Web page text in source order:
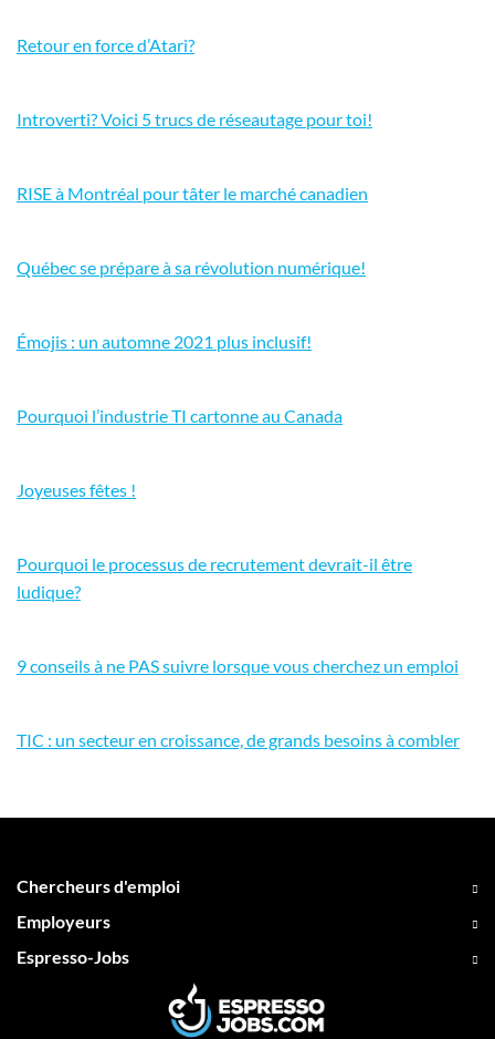
Retour en force d’Atari?
Introverti? Voici 5 trucs de réseautage pour toi!
RISE à Montréal pour tâter le marché canadien
Québec se prépare à sa révolution numérique!
Émojis : un automne 2021 plus inclusif!
Pourquoi l’industrie TI cartonne au Canada
Joyeuses fêtes !
Pourquoi le processus de recrutement devrait-il être
ludique?
9 conseils à ne PAS suivre lorsque vous cherchez un emploi
TIC : un secteur en croissance, de grands besoins à combler
Chercheurs d'emploi
Employeurs
Espresso-Jobs